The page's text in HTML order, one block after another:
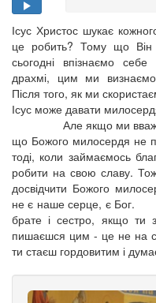
Ісус Христос шукає
це робить? Тому що
сьогодні впізнаємо себе
драхмі, цим ми
Після того, як ми
Ісус може
Але якщо ми
що Божого милосердя не
тоді, коли займаємось
робити на свою славу.
досвідчити Божого
не є наше
брате і сестро, якщо ти
пишаєшся цим - це не на
ти стаєш гордовитим і